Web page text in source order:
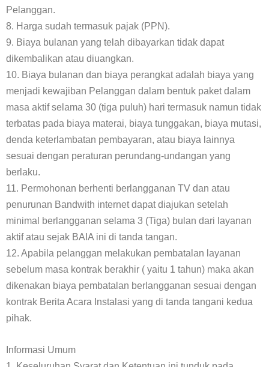
Pelanggan.
8. Harga sudah termasuk pajak (PPN).
9. Biaya bulanan yang telah dibayarkan tidak dapat
dikembalikan atau diuangkan.
10. Biaya bulanan dan biaya perangkat adalah biaya yang
menjadi kewajiban Pelanggan dalam bentuk paket dalam
masa aktif selama 30 (tiga puluh) hari termasuk namun tidak
terbatas pada biaya materai, biaya tunggakan, biaya mutasi,
denda keterlambatan pembayaran, atau biaya lainnya
sesuai dengan peraturan perundang-undangan yang
berlaku.
11. Permohonan berhenti berlangganan TV dan atau
penurunan Bandwith internet dapat diajukan setelah
minimal berlangganan selama 3 (Tiga) bulan dari layanan
aktif atau sejak BAIA ini di tanda tangan.
12. Apabila pelanggan melakukan pembatalan layanan
sebelum masa kontrak berakhir ( yaitu 1 tahun) maka akan
dikenakan biaya pembatalan berlangganan sesuai dengan
kontrak Berita Acara Instalasi yang di tanda tangani kedua
pihak.
Informasi Umum